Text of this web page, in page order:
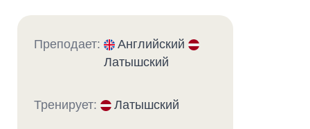
Преподает:
Английский
Латышский
Тренирует: Латышский